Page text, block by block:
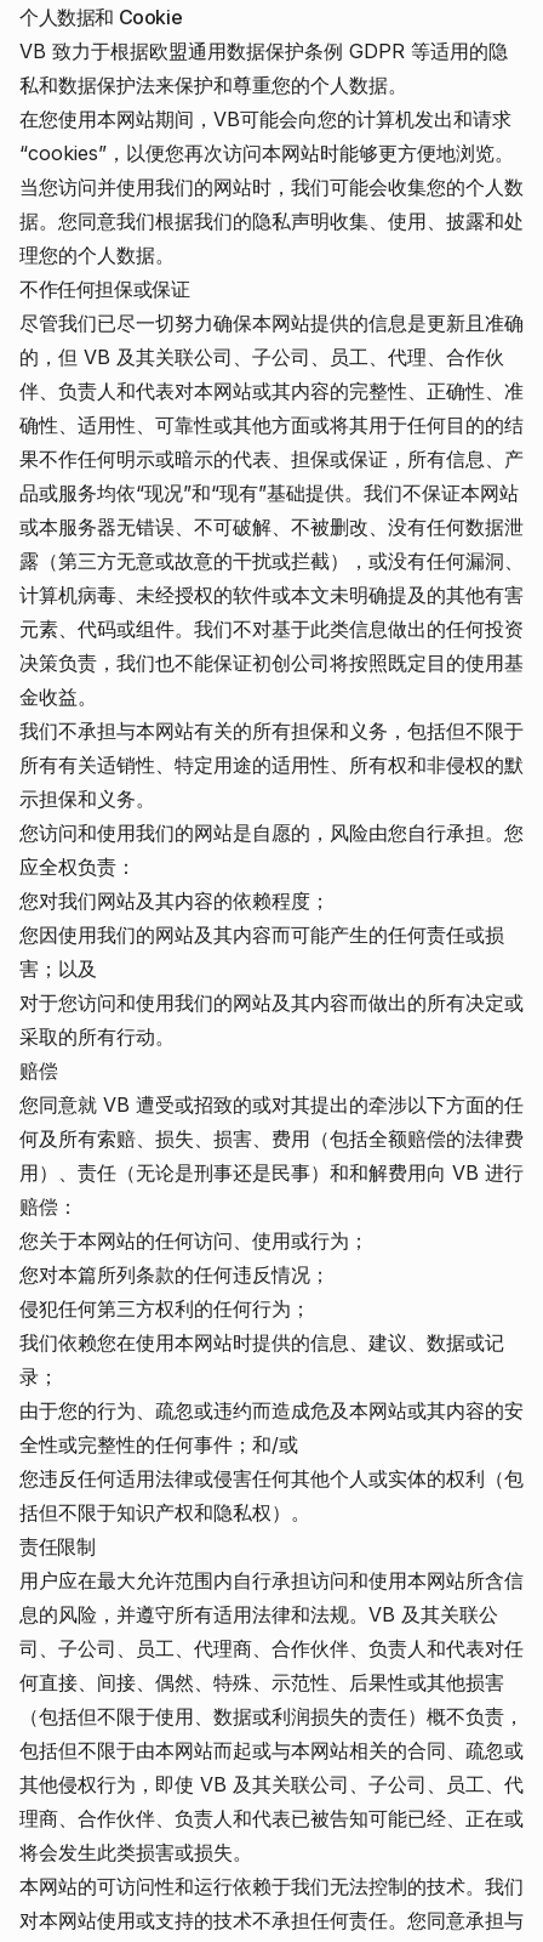
个人数据和 Cookie
VB 致力于根据欧盟通用数据保护条例 GDPR 等适用的隐
私和数据保护法来保护和尊重您的个人数据。
在您使用本网站期间，VB可能会向您的计算机发出和请求
“cookies”，以便您再次访问本网站时能够更方便地浏览。
当您访问并使用我们的网站时，我们可能会收集您的个人数
据。您同意我们根据我们的隐私声明收集、使用、披露和处
理您的个人数据。
不作任何担保或保证
尽管我们已尽一切努力确保本网站提供的信息是更新且准确
的，但 VB 及其关联公司、子公司、员工、代理、合作伙
伴、负责人和代表对本网站或其内容的完整性、正确性、准
确性、适用性、可靠性或其他方面或将其用于任何目的的结
果不作任何明示或暗示的代表、担保或保证，所有信息、产
品或服务均依“现况”和“现有”基础提供。我们不保证本网站
或本服务器无错误、不可破解、不被删改、没有任何数据泄
露（第三方无意或故意的干扰或拦截），或没有任何漏洞、
计算机病毒、未经授权的软件或本文未明确提及的其他有害
元素、代码或组件。我们不对基于此类信息做出的任何投资
决策负责，我们也不能保证初创公司将按照既定目的使用基
金收益。
我们不承担与本网站有关的所有担保和义务，包括但不限于
所有有关适销性、特定用途的适用性、所有权和非侵权的默
示担保和义务。
您访问和使用我们的网站是自愿的，风险由您自行承担。您
应全权负责：
您对我们网站及其内容的依赖程度；
您因使用我们的网站及其内容而可能产生的任何责任或损
害；以及
对于您访问和使用我们的网站及其内容而做出的所有决定或
采取的所有行动。
赔偿
您同意就 VB 遭受或招致的或对其提出的牵涉以下方面的任
何及所有索赔、损失、损害、费用（包括全额赔偿的法律费
用）、责任（无论是刑事还是民事）和和解费用向 VB 进行
赔偿：
您关于本网站的任何访问、使用或行为；
您对本篇所列条款的任何违反情况；
侵犯任何第三方权利的任何行为；
我们依赖您在使用本网站时提供的信息、建议、数据或记
录；
由于您的行为、疏忽或违约而造成危及本网站或其内容的安
全性或完整性的任何事件；和/或
您违反任何适用法律或侵害任何其他个人或实体的权利（包
括但不限于知识产权和隐私权）。
责任限制
用户应在最大允许范围内自行承担访问和使用本网站所含信
息的风险，并遵守所有适用法律和法规。VB 及其关联公
司、子公司、员工、代理商、合作伙伴、负责人和代表对任
何直接、间接、偶然、特殊、示范性、后果性或其他损害
（包括但不限于使用、数据或利润损失的责任）概不负责，
包括但不限于由本网站而起或与本网站相关的合同、疏忽或
其他侵权行为，即使 VB 及其关联公司、子公司、员工、代
理商、合作伙伴、负责人和代表已被告知可能已经、正在或
将会发生此类损害或损失。
本网站的可访问性和运行依赖于我们无法控制的技术。我们
对本网站使用或支持的技术不承担任何责任。您同意承担与